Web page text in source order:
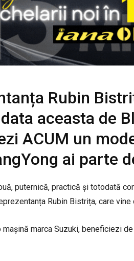
Rubin
aceasta de
ACUM un
ai parte
puternică, practică și totodată
Rubin Bistrița, care
marca Suzuki, beneficiezi